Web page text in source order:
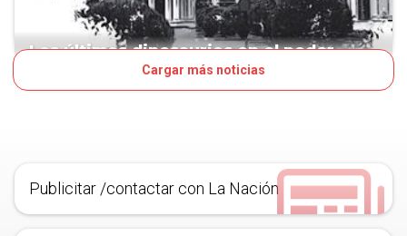
Los últimos dinosaurios en el poder
Cargar más noticias
Publicitar /contactar con La Nación